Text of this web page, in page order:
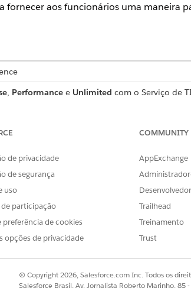
fornecer aos funcionários uma maneira
, Performancee Unlimited com o Serviço de
está incluído no modelo.
descrição detalhada da vulnerabilidade de
A data e a hora em que o funcionário
um fluxo de processamento que
de privacidade
de segurança
uso
participação
preferência de cookies
opções de privacidade
COMMUNITY
AppExchange
Trailhead
Treinamento
Trust
© Copyright 2026, Salesforce.com Inc. Todos os
Salesforce Brasil, Av. Jornalista Roberto Marinho, 85